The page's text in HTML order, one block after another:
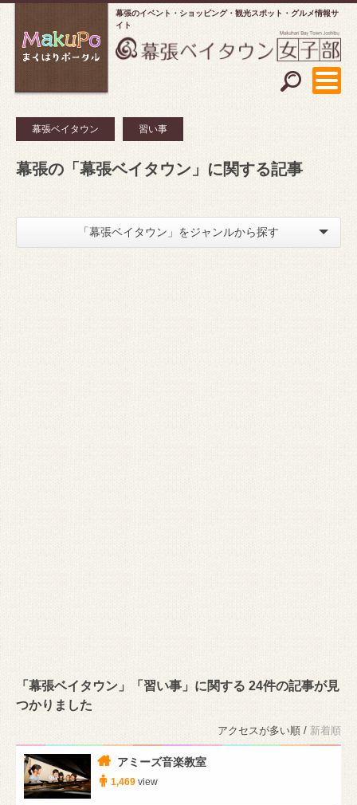
幕張のイベント・ショッピング
観光スポット・グルメ情報サ
イト
幕張ベイタウン 習い事
幕張の「幕張ベイタウン」に関する記事
「幕張ベイタウン」をジャンルから探す
「幕張ベイタウン」「習い事」に関する 24件の記事が見
つかりました
アクセスが多い順 / 新着順
アミーズ音楽教室
1,469 view